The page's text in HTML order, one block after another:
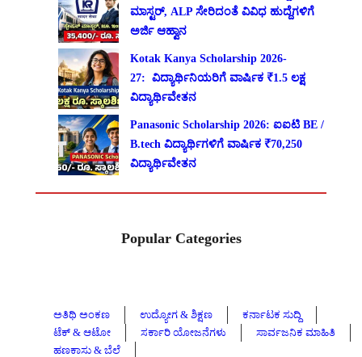
ಮಾಸ್ಟರ್, ALP ಸೇರಿದಂತೆ ವಿವಿಧ ಹುದ್ದೆಗಳಿಗೆ
ಅರ್ಜಿ ಆಹ್ವಾನ
Kotak Kanya Scholarship 2026-
27: ವಿದ್ಯಾರ್ಥಿನಿಯರಿಗೆ ವಾರ್ಷಿಕ ₹1.5 ಲಕ್ಷ
ವಿದ್ಯಾರ್ಥಿವೇತನ
Panasonic Scholarship 2026: ಐಐಟಿ BE /
B.tech ವಿದ್ಯಾರ್ಥಿಗಳಿಗೆ ವಾರ್ಷಿಕ ₹70,250
ವಿದ್ಯಾರ್ಥಿವೇತನ
Popular Categories
ಅತಿಥಿ ಅಂಕಣ ಉದ್ಯೋಗ & ಶಿಕ್ಷಣ
ಕರ್ನಾಟಕ ಸುದ್ದಿ
ಟೆಕ್ & ಆಟೋ
ಸರ್ಕಾರಿ ಯೋಜನೆಗಳು
ಸಾರ್ವಜನಿಕ ಮಾಹಿತಿ
ಹಣಕಾಸು & ಬೆಲೆ